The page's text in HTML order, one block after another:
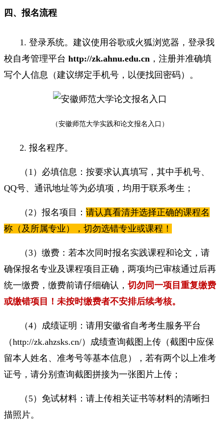
四、报名流程
1. 登录系统。建议使用谷歌或火狐浏览器，登录我
校自考管理平台 http://zk.ahnu.edu.cn ，注册并准确填
写个人信息（建议绑定手机号，以便找回密码）。
（安徽师范大学实践和论文报名入口）
2. 报名程序。
（1）必填信息：按要求认真填写，其中手机号、
QQ号、通讯地址等为必填项，均用于联系考生；
（2）报名项目： 请认真看清并选择正确的课程名
称（及所属专业），切勿选错专业或课程！
（3）缴费：若本次同时报名实践课程和论文，请
确保报名专业及课程项目正确，两项均已审核通过后再
统一缴费，缴费前请仔细确认， 切勿同一项目重复缴费
或缴错项目！未按时缴费者不安排后续考核。
（4）成绩证明：请用安徽省自考考生服务平台
（http://zk.ahzsks.cn/）成绩查询截图上传（截图中应保
留本人姓名、准考号等基本信息），若有两个以上准考
证号，请分别查询截图拼接为一张图片上传；
（5）免试材料：请上传相关证书等材料的清晰扫
描照片。